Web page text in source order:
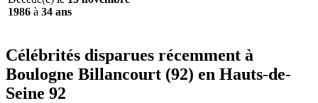
1986 à 34 ans
Célébrités disparues récemment à
Boulogne Billancourt (92) en Hauts-de-
Seine 92